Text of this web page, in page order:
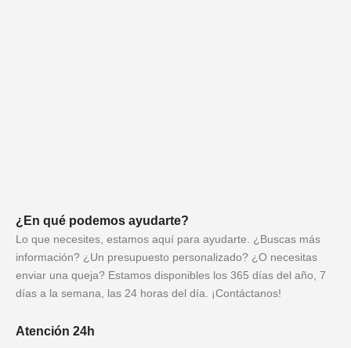
¿En qué podemos ayudarte?
Lo que necesites, estamos aquí para ayudarte. ¿Buscas más
información? ¿Un presupuesto personalizado? ¿O necesitas
enviar una queja? Estamos disponibles los 365 días del año, 7
días a la semana, las 24 horas del día. ¡Contáctanos!
Atención 24h